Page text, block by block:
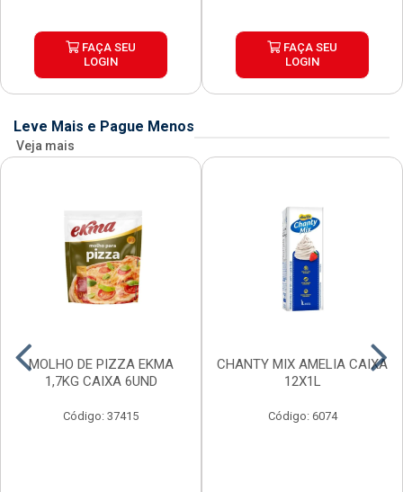
FAÇA SEU
LOGIN
FAÇA SEU
LOGIN
Leve Mais e Pague Menos
Veja mais
MOLHO DE PIZZA EKMA
1,7KG CAIXA 6UND
Código: 37415
CHANTY MIX AMELIA CAIXA
12X1L
Código: 6074